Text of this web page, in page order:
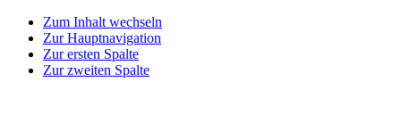
Zum Inhalt wechseln
Zur Hauptnavigation
Zur ersten Spalte
Zur zweiten Spalte